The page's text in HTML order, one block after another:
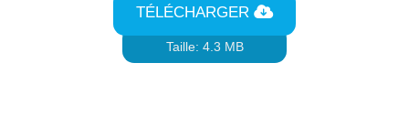
TÉLÉCHARGER
Taille: 4.3 MB